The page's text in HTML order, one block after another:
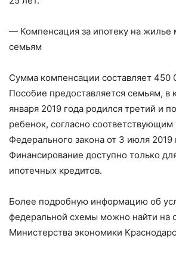
— Компенсация за ипотеку на жилье
семьям
Сумма компенсации составляет 450
Пособие предоставляется семьям, в
января 2019 года родился третий и
ребенок, согласно соответствующим
Федерального закона от 3 июля
Финансирование доступно только
ипотечных кредитов.
Более подробную информацию об
федеральной схемы можно найти на
Министерства экономики